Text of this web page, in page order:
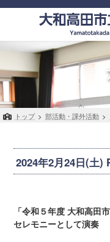
コ
ン
へ
ス
キ
ッ
プ
ナ
ー
ョ
ン
に
移
動
トップ > 部活動・課外活動 >
2024年2月24日(土)
「令和５年度 大和高田
セレモニーとして演奏